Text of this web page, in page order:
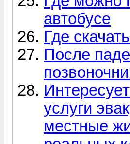
автобусе
Где
После
услуги
местные